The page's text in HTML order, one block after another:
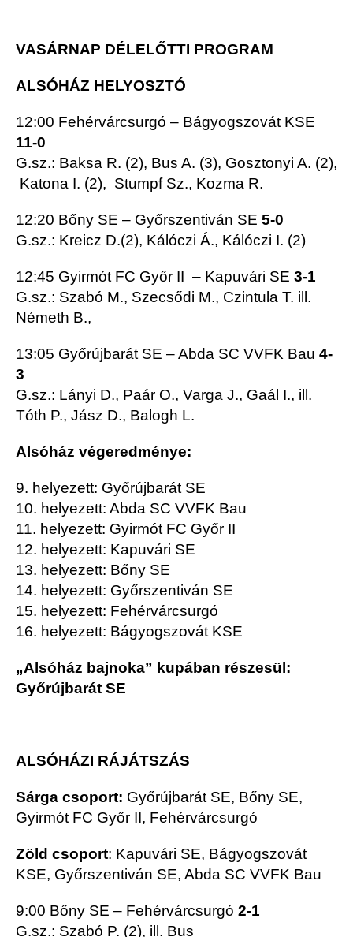
VASÁRNAP DÉLELŐTTI PROGRAM
ALSÓHÁZ HELYOSZTÓ
12:00 Fehérvárcsurgó – Bágyogszovát KSE
11-0
G.sz.: Baksa R. (2), Bus A. (3), Gosztonyi A. (2),
Katona I. (2), Stumpf Sz., Kozma R.
12:20 Bőny SE – Győrszentiván SE 5-0
G.sz.: Kreicz D.(2), Kálóczi Á., Kálóczi I. (2)
12:45 Gyirmót FC Győr II – Kapuvári SE 3-1
G.sz.: Szabó M., Szecsődi M., Czintula T. ill.
Németh B.,
13:05 Győrújbarát SE – Abda SC VVFK Bau 4-
3
G.sz.: Lányi D., Paár O., Varga J., Gaál I., ill.
Tóth P., Jász D., Balogh L.
Alsóház végeredménye:
9. helyezett: Győrújbarát SE
10. helyezett: Abda SC VVFK Bau
11. helyezett: Gyirmót FC Győr II
12. helyezett: Kapuvári SE
13. helyezett: Bőny SE
14. helyezett: Győrszentiván SE
15. helyezett: Fehérvárcsurgó
16. helyezett: Bágyogszovát KSE
„Alsóház bajnoka” kupában részesül:
Győrújbarát SE
ALSÓHÁZI RÁJÁTSZÁS
Sárga csoport: Győrújbarát SE, Bőny SE,
Gyirmót FC Győr II, Fehérvárcsurgó
Zöld csoport: Kapuvári SE, Bágyogszovát
KSE, Győrszentiván SE, Abda SC VVFK Bau
9:00 Bőny SE – Fehérvárcsurgó 2-1
G.sz.: Szabó P. (2), ill. Bus